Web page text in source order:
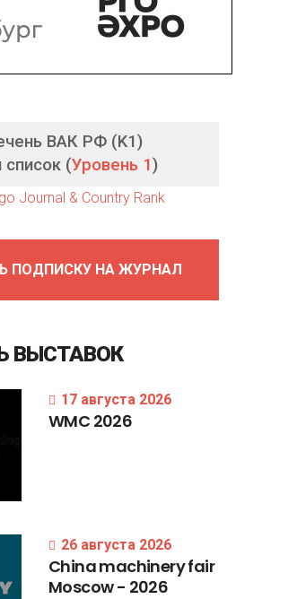
ВАК РФ (K1)
(Уровень 1)
ПОДПИСКУ НА ЖУРНАЛ
ВЫСТАВОК
17 августа 2026
WMC 2026
26 августа 2026
Chinamachineryfair
Moscow- 2026